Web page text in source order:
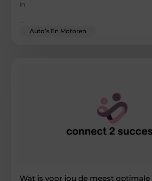
in
Auto’s En Motoren
Wat is voor jou de meest optimale